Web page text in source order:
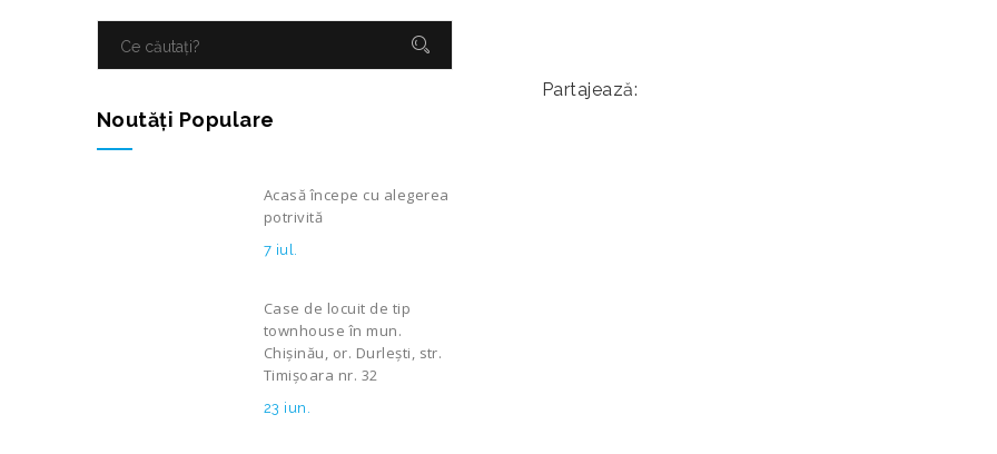
Noutăţi Populare
Acasă începe cu alegerea
potrivită
7 iul.
Case de locuit de tip
townhouse în mun.
Chișinău, or. Durlești, str.
Timișoara nr. 32
23 iun.
Partajează: